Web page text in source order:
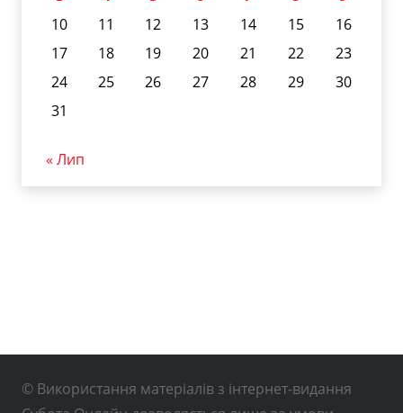
10
11 12 13 14 15
16
17
18 19 20 21 22
23
24
25 26 27 28 29
30
31
« Лип
© Використання матеріалів з інтернет-видання